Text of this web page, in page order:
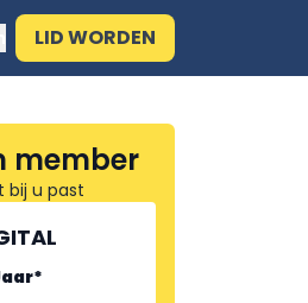
LID WORDEN
member
bij u past
*